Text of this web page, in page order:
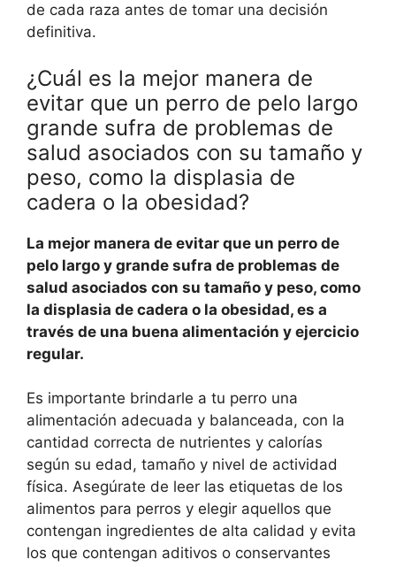
de cada raza antes de tomar una decisión
definitiva.
¿Cuál es la mejor manera de
evitar que un perro de pelo largo
grande sufra de problemas de
salud asociados con su tamaño y
peso, como la displasia de
cadera o la obesidad?
La mejor manera de evitar que un perro de
pelo largo y grande sufra de problemas de
salud asociados con su tamaño y peso, como
la displasia de cadera o la obesidad, es a
través de una buena alimentación y ejercicio
regular.
Es importante brindarle a tu perro una
alimentación adecuada y balanceada, con la
cantidad correcta de nutrientes y calorías
según su edad, tamaño y nivel de actividad
física. Asegúrate de leer las etiquetas de los
alimentos para perros y elegir aquellos que
contengan ingredientes de alta calidad y evita
los que contengan aditivos o conservantes